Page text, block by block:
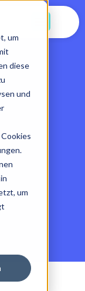
um
diese
und
um